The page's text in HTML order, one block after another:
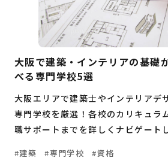
大阪で建築・インテリアの基礎
べる専門学校5選
大阪エリアで建築士やインテリアデ
専門学校を厳選！各校のカリキュラ
職サポートまでを詳しくナビゲート
見の情報が満載です。
建築 専門学校 資格